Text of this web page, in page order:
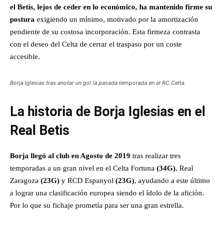
el Betis, lejos de ceder en lo económico, ha mantenido firme su
postura exigiendo un mínimo, motivado por la amortización
pendiente de su costosa incorporación. Esta firmeza contrasta
con el deseo del Celta de cerrar el traspaso por un coste
accesible.
Borja Iglesias tras anotar un gol la pasada temporada en el RC Celta.
La historia de Borja Iglesias en el
Real Betis
Borja llegó al club en Agosto de 2019 tras realizar tres
temporadas a un gran nivel en el Celta Fortuna (34G), Real
Zaragoza (23G) y RCD Espanyol (23G), ayudando a este último
a lograr una clasificación europea siendo el ídolo de la afición.
Por lo que su fichaje prometía para ser una gran estrella.